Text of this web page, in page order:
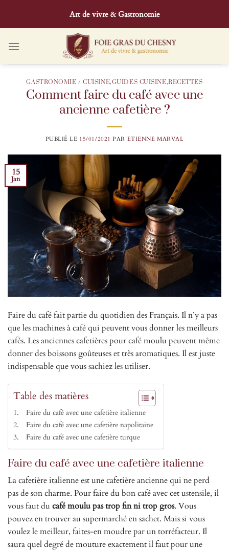
contenu
Art de vivre & Gastronomie
GASTRONOMIE / CUISINE,GUIDES CUISINE,RECETTES
Comment faire du café avec une
ancienne cafetière ?
PUBLIÉ LE 15/01/2021 PAR ETIENNE MARVAL
15
Jan
Faire du café fait partie du quotidien des Français. Il n’y a pas
que les machines à café qui peuvent vous donner les meilleurs
cafés. Les anciennes cafetières pour café moulu peuvent même
donner des boissons goûteuses et très aromatiques. Il est juste
indispensable que vous sachiez les utiliser.
Table des matières
Faire du café avec une cafetière italienne
Faire du café avec une cafetière napolitaine
Faire du café avec une cafetière turque
Faire du café avec une cafetière italienne
La cafetière italienne est une cafetière ancienne qui ne perd
pas de son charme. Pour faire du bon café avec cet ustensile, il
vous faut du café moulu pas trop fin ni trop gros. Vous
pouvez en trouver au supermarché en sachet. Mais si vous
voulez le meilleur, faites-en moudre par un torréfacteur. Il
saura quel degré de mouture exactement il faut pour une